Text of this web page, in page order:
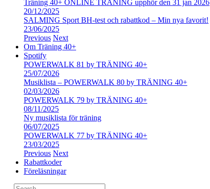
Träning 40+ ONLINE TRÄNING upphör den 31 jan 2026
20/12/2025
SALMING Sport BH-test och rabattkod – Min nya favorit!
23/06/2025
Previous Next
Om Träning 40+
Spotify
POWERWALK 81 by TRÄNING 40+
25/07/2026
Musiklista – POWERWALK 80 by TRÄNING 40+
02/03/2026
POWERWALK 79 by TRÄNING 40+
08/11/2025
Ny musiklista för träning
06/07/2025
POWERWALK 77 by TRÄNING 40+
23/03/2025
Previous Next
Rabattkoder
Föreläsningar